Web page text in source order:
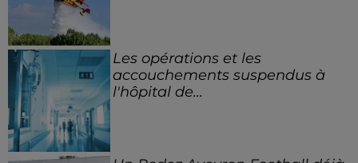
Les opérations et les
accouchements suspendus à
l'hôpital de...